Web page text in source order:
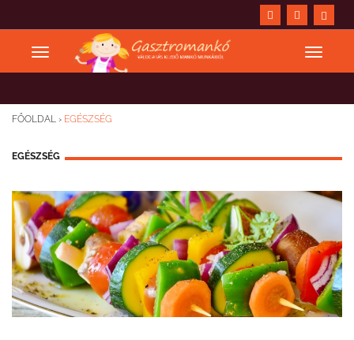
FŐOLDAL › EGÉSZSÉG
EGÉSZSÉG